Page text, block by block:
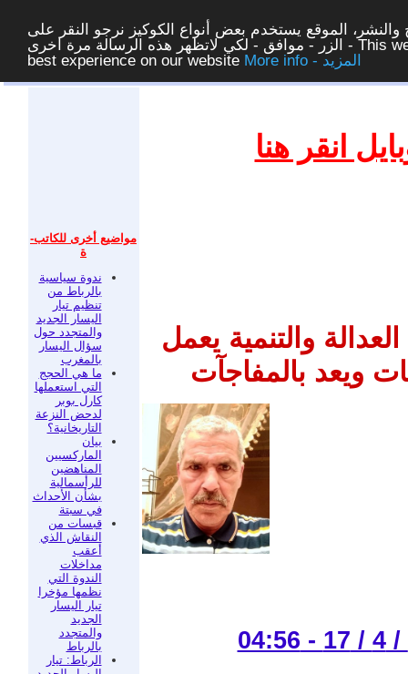
الموقع يستخدم بعض أنواع الكوكيز نرجو النقر على
الزر - موافق - لكي لاتظهر هذه الرسالة مرة اخرى - This website uses cookies to ensure you get the
best experience on our website
More info - المزيد
غلق
مواضيع أخرى للكاتب-
ة
ندوة سياسية
بالرباط من
تنظيم تيار
اليسار الجديد
والمتجدد حول
سؤال اليسار
بالمغرب
ما هي الحجج
التي استعملها
كارل بوبر
لدحض النزعة
التاريخانية؟
بيان
الماركسيين
المناهضين
للرأسمالية
بشأن الأحداث
في سبتة
قبسات من
النقاش الذي
أعقب
مداخلات
الندوة التي
نظمها مؤخرا
تيار اليسار
الجديد
والمتجدد
بالرباط
الرباط: تيار
انقر هنا
والتنمية يعمل
ويعد بالمفاجآت